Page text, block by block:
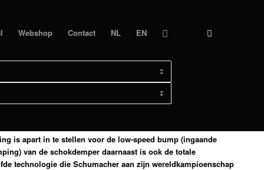
Webshop Contact NL EN
QUATTROPORTE
is apart in te stellen voor de low-speed bump (ingaande
van de schokdemper daarnaast is ook de totale
technologie die Schumacher aan zijn wereldkampioenschap